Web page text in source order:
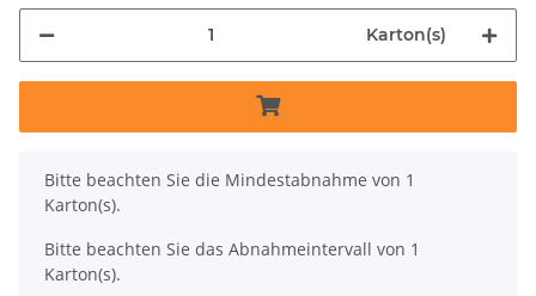
Karton(s)
x
Bitte beachten Sie die Mindestabnahme von 1
Karton(s).
Bitte beachten Sie das Abnahmeintervall von 1
Karton(s).